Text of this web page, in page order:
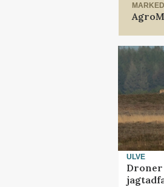
MARKED
ULVE
Droner